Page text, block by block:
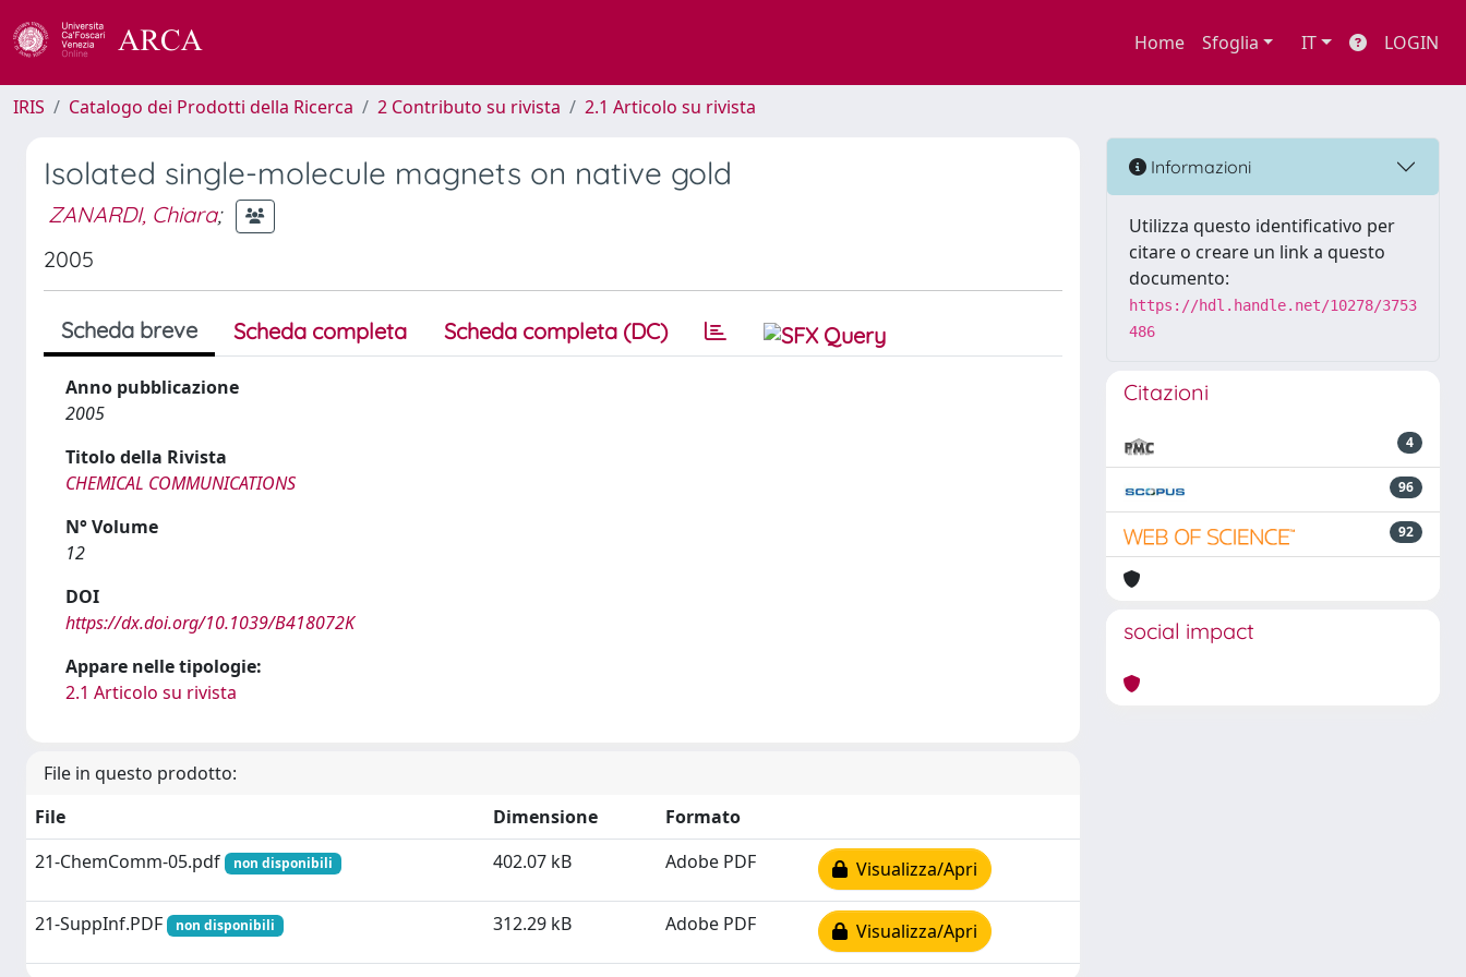
Home Sfoglia IT LOGIN
IRIS Catalogo dei Prodotti della Ricerca 2 Contributo su rivista 2.1 Articolo su rivista
Isolated single-molecule magnets on native gold
ZANARDI, Chiara;
2005
Scheda breve Scheda completa Scheda completa (DC)
Anno pubblicazione
2005
Titolo della Rivista
CHEMICAL COMMUNICATIONS
N° Volume
12
DOI
https://dx.doi.org/10.1039/B418072K
Appare nelle tipologie:
2.1 Articolo su rivista
File in questo prodotto:
File
Dimensione
Formato
21-ChemComm-05.pdf
non disponibili 402.07 kB Adobe PDF Visualizza/Apri
21-SuppInf.PDF non disponibili 312.29 kB Adobe PDF Visualizza/Apri
Informazioni
Utilizza questo identificativo per
citare o creare un link a questo
documento:
https://hdl.handle.net/10278/3753
486
Citazioni
4
96
92
social impact